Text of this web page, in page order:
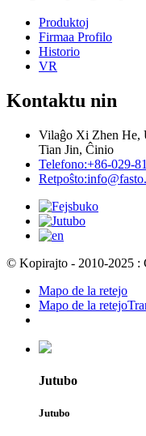
Produktoj
Firmaa Profilo
Historio
VR
Kontaktu nin
Vilaĝo Xi Zhen He,
Tian Jin, Ĉinio
Telefono:+86-029-
Retpoŝto:
© Kopirajto - 2010-2025 :
Mapo de la retejo
Mapo de la
Jutubo
Jutubo